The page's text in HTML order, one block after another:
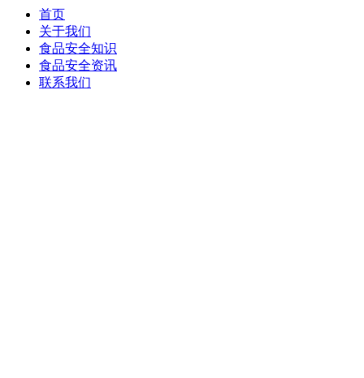
首页
关于我们
食品安全知识
食品安全资讯
联系我们